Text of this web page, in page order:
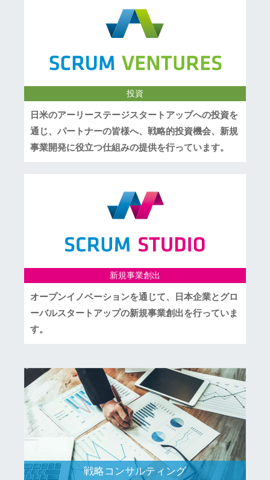
投資
日米のアーリーステージスタートアップへの投資を
通じ、パートナーの皆様へ、戦略的投資機会、新規
事業開発に役立つ仕組みの提供を行っています。
新規事業創出
オープンイノベーションを通じて、日本企業とグロ
ーバルスタートアップの新規事業創出を行っていま
す。
戦略コンサルティング